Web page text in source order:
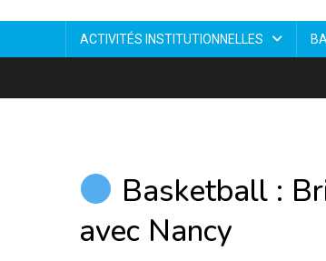
ACTIVITÉS INSTITUTIONNELLES
Basketball :
avec Nancy